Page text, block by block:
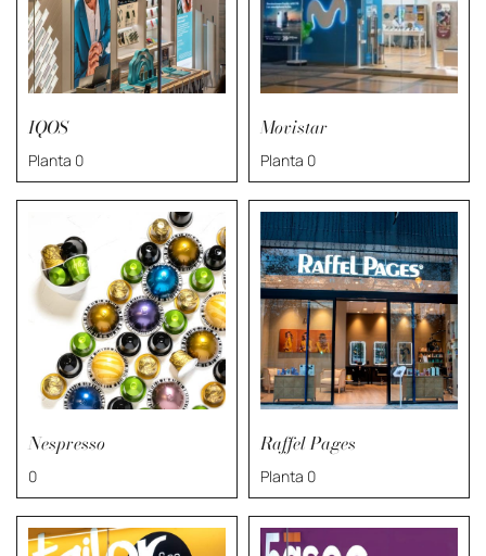
IQOS
Planta 0
Movistar
Planta 0
Nespresso
0
Raffel Pages
Planta 0